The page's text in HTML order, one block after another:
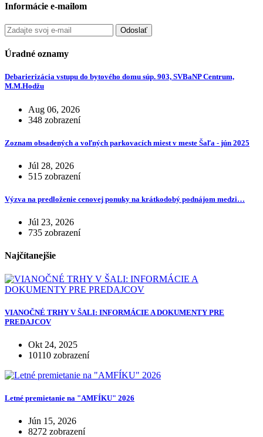
Informácie e-mailom
Odoslať
Úradné oznamy
Debarierizácia vstupu do bytového domu súp. 903, SVBaNP Centrum,
M.M.Hodžu
Aug 06, 2026
348 zobrazení
Zoznam obsadených a voľných parkovacích miest v meste Šaľa - jún 2025
Júl 28, 2026
515 zobrazení
Výzva na predloženie cenovej ponuky na krátkodobý podnájom medzi…
Júl 23, 2026
735 zobrazení
Najčítanejšie
VIANOČNÉ TRHY V ŠALI: INFORMÁCIE A DOKUMENTY PRE
PREDAJCOV
Okt 24, 2025
10110 zobrazení
Letné premietanie na "AMFÍKU" 2026
Jún 15, 2026
8272 zobrazení